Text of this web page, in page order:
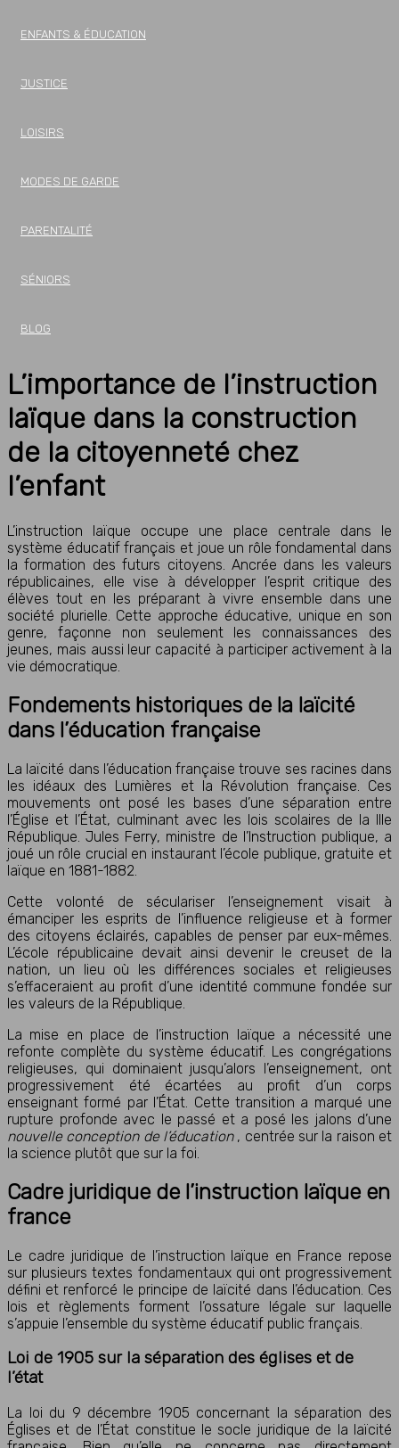
ENFANTS & ÉDUCATION
JUSTICE
LOISIRS
MODES DE GARDE
PARENTALITÉ
SÉNIORS
BLOG
L’importance de l’instruction
laïque dans la construction
de la citoyenneté chez
l’enfant
L’instruction laïque occupe une place centrale dans le
système éducatif français et joue un rôle fondamental dans
la formation des futurs citoyens. Ancrée dans les valeurs
républicaines, elle vise à développer l’esprit critique des
élèves tout en les préparant à vivre ensemble dans une
société plurielle. Cette approche éducative, unique en son
genre, façonne non seulement les connaissances des
jeunes, mais aussi leur capacité à participer activement à la
vie démocratique.
Fondements historiques de la laïcité
dans l’éducation française
La laïcité dans l’éducation française trouve ses racines dans
les idéaux des Lumières et la Révolution française. Ces
mouvements ont posé les bases d’une séparation entre
l’Église et l’État, culminant avec les lois scolaires de la IIIe
République. Jules Ferry, ministre de l’Instruction publique, a
joué un rôle crucial en instaurant l’école publique, gratuite et
laïque en 1881-1882.
Cette volonté de séculariser l’enseignement visait à
émanciper les esprits de l’influence religieuse et à former
des citoyens éclairés, capables de penser par eux-mêmes.
L’école républicaine devait ainsi devenir le creuset de la
nation, un lieu où les différences sociales et religieuses
s’effaceraient au profit d’une identité commune fondée sur
les valeurs de la République.
La mise en place de l’instruction laïque a nécessité une
refonte complète du système éducatif. Les congrégations
religieuses, qui dominaient jusqu’alors l’enseignement, ont
progressivement été écartées au profit d’un corps
enseignant formé par l’État. Cette transition a marqué une
rupture profonde avec le passé et a posé les jalons d’une
nouvelle conception de l’éducation , centrée sur la raison et
la science plutôt que sur la foi.
Cadre juridique de l’instruction laïque en
france
Le cadre juridique de l’instruction laïque en France repose
sur plusieurs textes fondamentaux qui ont progressivement
défini et renforcé le principe de laïcité dans l’éducation. Ces
lois et règlements forment l’ossature légale sur laquelle
s’appuie l’ensemble du système éducatif public français.
Loi de 1905 sur la séparation des églises et de
l’état
La loi du 9 décembre 1905 concernant la séparation des
Églises et de l’État constitue le socle juridique de la laïcité